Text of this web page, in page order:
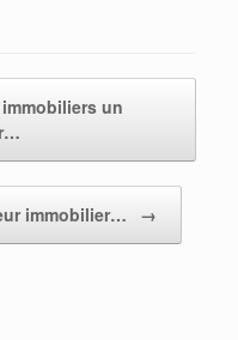
un
immobilier… →